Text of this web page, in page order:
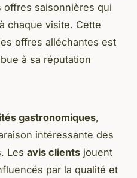
offres saisonnières qui
chaque visite. Cette
offres alléchantes est
à sa réputation
gastronomiques,
intéressante des
Les avis clients jouent
par la qualité et